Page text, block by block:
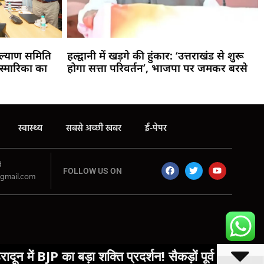
समिति
का
हल्द्वानी में खड़गे की हुंकार: ‘उत्तराखंड से शुरू
होगा सत्ता परिवर्तन’, भाजपा पर जमकर बरसे
स्वास्थ्य सबसे अच्छी खबर ई-पेपर
FOLLOW US ON
शक्ति प्रदर्शन! सैकड़ों पूर्व सैनिकों ने थामा कमल, भट्ट